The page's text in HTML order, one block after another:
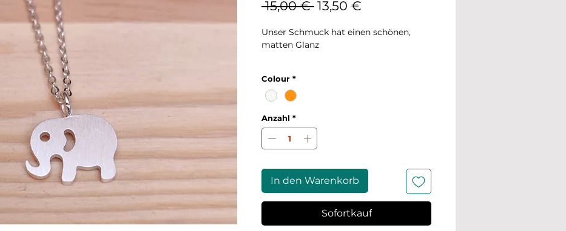
15,00 € Standardpreis
13,50 €
Unser Schmuck hat einen schönen,
matten Glanz
Verlängerungskette
Anhänger: 10mm x 12mm
Colour *
Anzahl *
In den Warenkorb
Sofortkauf